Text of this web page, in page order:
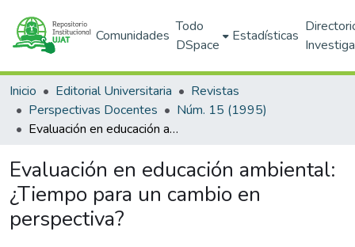
Comunidades
Todo
DSpace
Estadísticas
Inicio Editorial Universitaria
Revistas
Perspectivas Docentes
Núm. 15 (1995)
Evaluación en educación ambiental: ¿Tiempo para un cambio en perspectiva?
Evaluación en educación ambiental:
¿Tiempo para un cambio en
perspectiva?